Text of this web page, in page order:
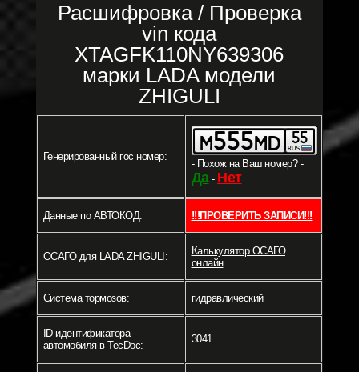
Расшифровка / Проверка
vin кода
XTAGFK110NY639306
марки LADA модели
ZHIGULI
Генерированный гос номер:
- Похож на Ваш номер? -
Да- Нет
Данные по АВТОКОД: !!!ПРОВЕРИТЬ ЗАПИСИ!!!
ОСАГО для LADA ZHIGULI:
Калькулятор ОСАГО
онлайн
Система тормозов: гидравлический
ID идентификатора
автомобиля в TecDoc:
3041